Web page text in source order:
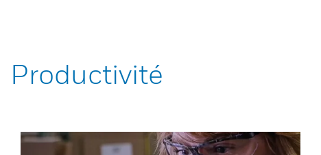
Productivité